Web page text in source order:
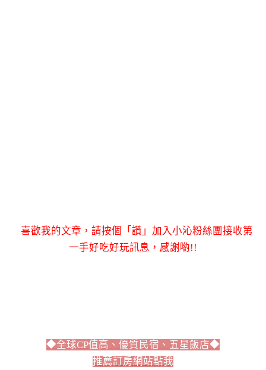
喜歡我的文章，請按個「讚」加入小沁粉絲團接收第
一手好吃好玩訊息，感謝喲!!
◆全球CP值高、優質民宿、五星飯店◆
推薦訂房網站點我